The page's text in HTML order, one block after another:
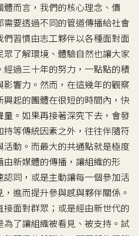
而言，我們的核心理念、價
要透過不同的管道傳播給社會
習慣由志工夥伴以各種面對面
了解環境、體驗自然也讓大家
過三十年的努力，一點點的積
響力。然而，在這幾年的觀察
興起的團體在很短的時間內，快
。如果再接著深究下去，會發
等傳統因素之外，往往伴隨符
活動。而最大的共通點就是極度
新媒體的傳播，讓組織的形
同，或是主動讓每一個參加活
進而提升參與感與夥伴關係。
面對群眾；或是經由新世代的
了讓組織被看見、被支持。試